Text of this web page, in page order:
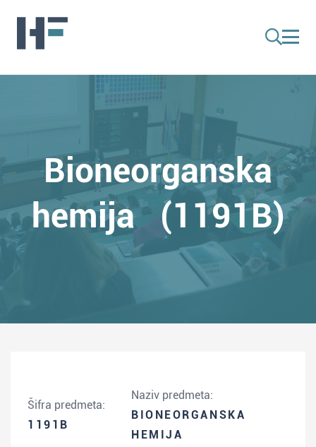
Bioneorganska
hemija (1191B)
Šifra predmeta:
1191B
Naziv predmeta:
BIONEORGANSKA
HEMIJA